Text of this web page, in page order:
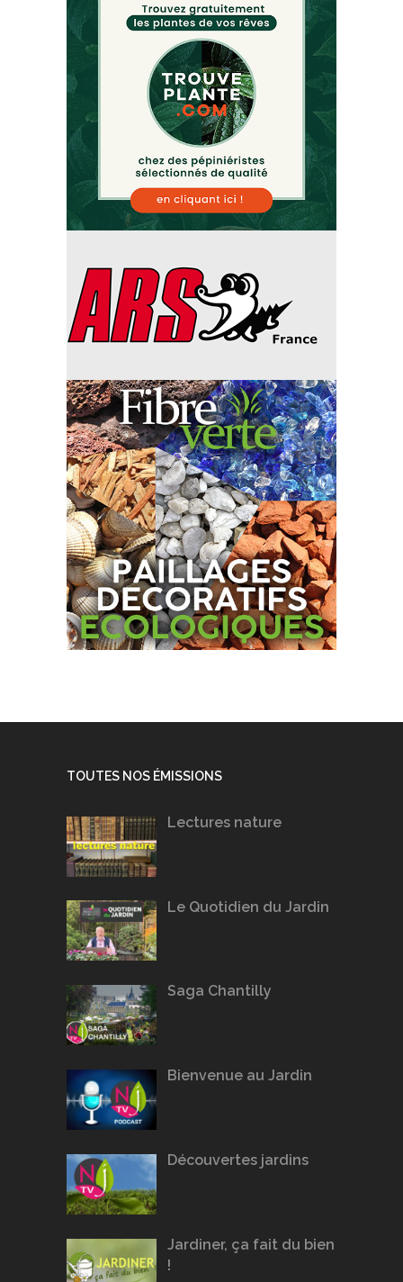
TOUTES NOS ÉMISSIONS
Lectures nature
Le Quotidien du Jardin
Saga Chantilly
Bienvenue au Jardin
Découvertes jardins
Jardiner, ça fait du bien
!